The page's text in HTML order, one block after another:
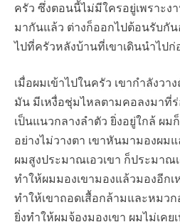
ครัว ซึ่งตอนนี้ไม่มีใครอยู่เพราะง
มากันแล้ว ต่างก็ออกไปต้อนรับกั
ไปที่ครัวหลังบ้านที่เขาเดินนำไปก่
เมื่อผมเข้าไปในครัว เขากำลังวา
มัน มีเหงื่อชุ่มไหลตามคอลงมาที่ร่
เป็นแนวกลางลำตัว ยิ่งอยู่ใกล้ ผม
อย่างไม่วางตา เขาหันมามองผม
ผมสูงประมาณเอวเขา ก็ประมาณ
ทำให้ผมมองเขามองแล้วมองอีก
ทำให้เขาถอดเสื้อกล้ามและหมว
ยิ่งทำให้ผมจ้องมองเขา ผมไม่เค